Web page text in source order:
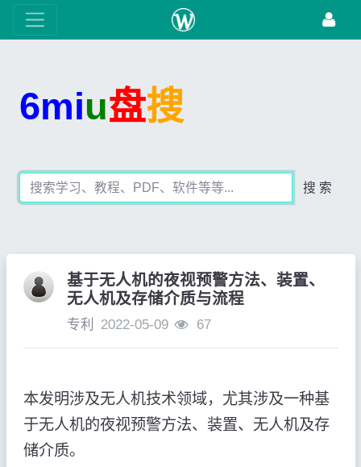
6miu盘搜
搜 索
基于无人机的夜视预警方法、装置、
无人机及存储介质与流程
专利 2022-05-09 67
本发明涉及无人机技术领域，尤其涉及一种基
于无人机的夜视预警方法、装置、无人机及存
储介质。